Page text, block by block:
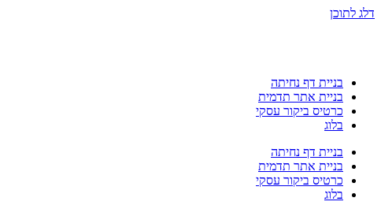
דלג לתוכן
בניית דף נחיתה
בניית אתר תדמית
כרטיס ביקור עסקי
בלוג
בניית דף נחיתה
בניית אתר תדמית
כרטיס ביקור עסקי
בלוג